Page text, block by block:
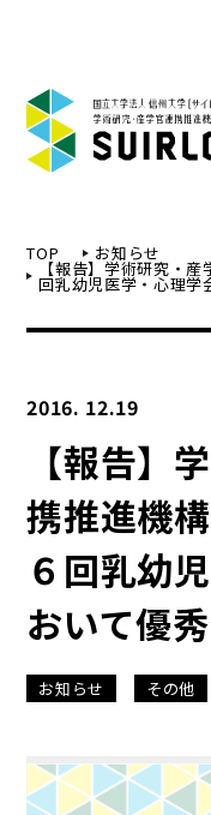
TOP お知らせ
【報告】学術研究・
回乳幼児医学・心理学
2016. 12.19
【報告】
携推進機
６回乳幼
おいて優
お知らせ その他